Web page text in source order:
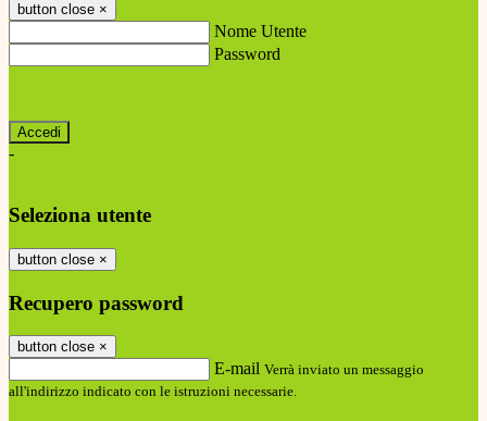
button close ×
Nome Utente
Password
-
Seleziona utente
button close ×
Recupero password
button close ×
E-mail Verrà inviato un messaggio
all'indirizzo indicato con le istruzioni necessarie.